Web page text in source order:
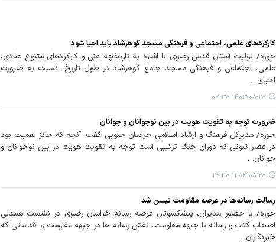
کارکردهای علمی، اجتماعی و فرهنگی مسجد گوهرشاد باید احیا شود
حوزه/ تولیت آستان قدس رضوی با اشاره به تاریخچه غنی و کارکردهای متنوع عبادی،
علمی، اجتماعی و فرهنگی مسجد جامع گوهرشاد در طول تاریخ، نسبت به ضرورت
احیای…
۱۴۰۳-۰۸-۲۸ ۰۷:۳۸
ضرورت توجه به تقویت هویت در بین نوجوانان و جوانان
حوزه/ مدیرکل فرهنگ و ارشاد اسلامی خراسان جنوبی گفت: آنچه که حائز اهمیت بود
در عصر کنونی که دوران جنگ ترکیبی است توجه به تقویت هویت در بین نوجوانان و
جوانان…
۱۴۰۳-۰۸-۲۸ ۱۳:۴۸
رسالت رسانه‌ها در عرصه مقاومت تبیین شد
حوزه/ با حضور مدیران، پیشکسوتان عرصه رسانه خراسان رضوی در نشست همدلی
اصحاب کتاب و رسانه با جبهه مقاومت، نقش رسانه ها در جبهه مقاومت و اقداماتی که
خبرنگاران…